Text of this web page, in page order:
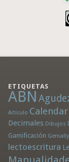
ETIQUETAS
ABN
Artículo
Decimales Dibujos
Gamificación Genially
lectoescritura